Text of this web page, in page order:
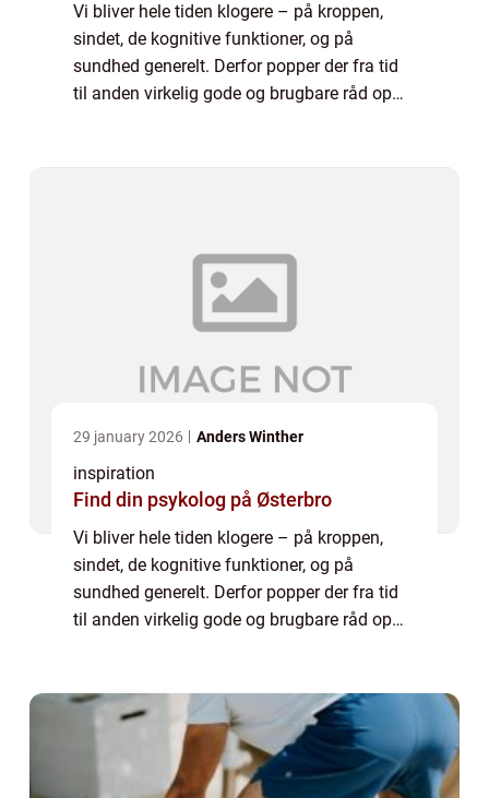
Vi bliver hele tiden klogere – på kroppen,
sindet, de kognitive funktioner, og på
sundhed generelt. Derfor popper der fra tid
til anden virkelig gode og brugbare råd op
29 january 2026 Anders Winther
inspiration
Find din psykolog på Østerbro
Vi bliver hele tiden klogere – på kroppen,
sindet, de kognitive funktioner, og på
sundhed generelt. Derfor popper der fra tid
til anden virkelig gode og brugbare råd op